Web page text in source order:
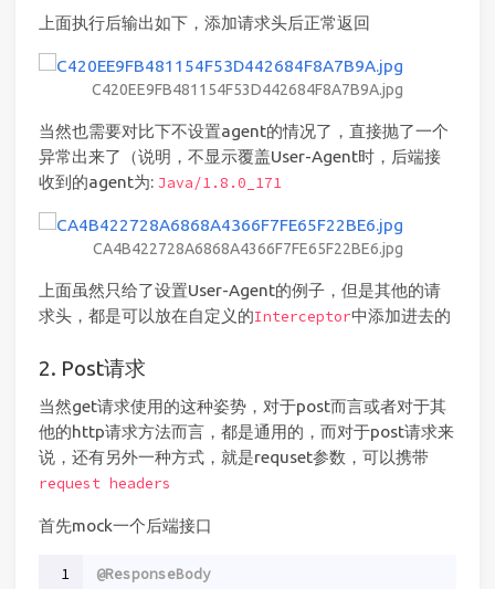
上面执行后输出如下，添加请求头后正常返回
C420EE9FB481154F53D442684F8A7B9A.jpg
当然也需要对比下不设置agent的情况了，直接抛了一个
异常出来了（说明，不显示覆盖User-Agent时，后端接
收到的agent为: Java/1.8.0_171
CA4B422728A6868A4366F7FE65F22BE6.jpg
上面虽然只给了设置User-Agent的例子，但是其他的请
求头，都是可以放在自定义的Interceptor中添加进去的
2. Post请求
当然get请求使用的这种姿势，对于post而言或者对于其
他的http请求方法而言，都是通用的，而对于post请求来
说，还有另外一种方式，就是requset参数，可以携带
request headers
首先mock一个后端接口
1
@ResponseBody